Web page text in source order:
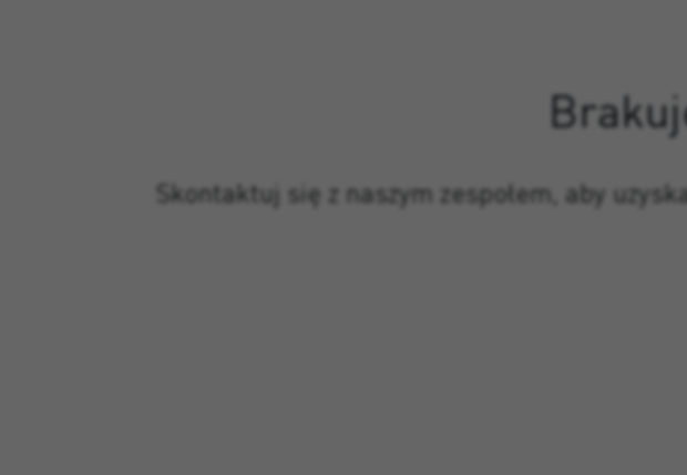
Skontaktuj się z naszym zespołem, aby